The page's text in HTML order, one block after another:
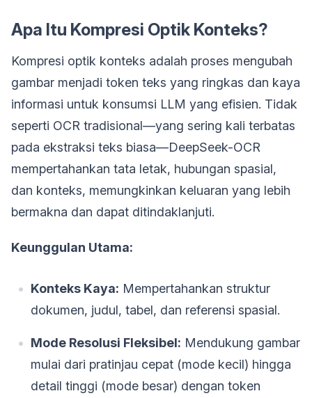
Apa Itu Kompresi Optik Konteks?
Kompresi optik konteks adalah proses mengubah
gambar menjadi token teks yang ringkas dan kaya
informasi untuk konsumsi LLM yang efisien. Tidak
seperti OCR tradisional—yang sering kali terbatas
pada ekstraksi teks biasa—DeepSeek-OCR
mempertahankan tata letak, hubungan spasial,
dan konteks, memungkinkan keluaran yang lebih
bermakna dan dapat ditindaklanjuti.
Keunggulan Utama:
Konteks Kaya: Mempertahankan struktur
dokumen, judul, tabel, dan referensi spasial.
Mode Resolusi Fleksibel: Mendukung gambar
mulai dari pratinjau cepat (mode kecil) hingga
detail tinggi (mode besar) dengan token